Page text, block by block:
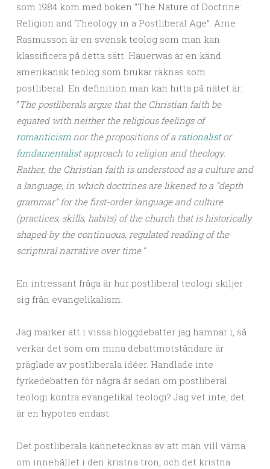
som 1984 kom med boken ”The Nature of Doctrine:
Religion and Theology in a Postliberal Age”. Arne
Rasmusson är en svensk teolog som man kan
klassificera på detta sätt. Hauerwas är en känd
amerikansk teolog som brukar räknas som
postliberal. En definition man kan hitta på nätet är:
” The postliberals argue that the Christian faith be
equated with neither the religious feelings of
romanticismnor the propositions of a rationalistor
fundamentalistapproach to religion and theology.
Rather, the Christian faith is understood as a culture and
a language, in which doctrines are likened to a ”depth
grammar” for the first-order language and culture
(practices, skills, habits) of the church that is historically
shaped by the continuous, regulated reading of the
scriptural narrative over time.”
En intressant fråga är hur postliberal teologi skiljer
sig från evangelikalism.
Jag märker att i vissa bloggdebatter jag hamnar i, så
verkar det som om mina debattmotståndare är
präglade av postliberala idéer. Handlade inte
fyrkedebatten för några år sedan om postliberal
teologi kontra evangelikal teologi? Jag vet inte, det
är en hypotes endast.
Det postliberala kännetecknas av att man vill värna
om innehållet i den kristna tron, och det kristna